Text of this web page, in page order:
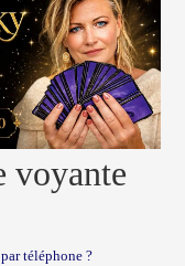
voyante
téléphone ?